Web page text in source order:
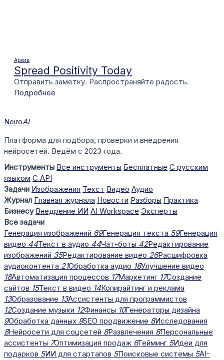
Архив
Spread Positivity Today
Отправить заметку. Распространяйте радость.
Подробнее
NeiroAI
Платформа для подбора, проверки и внедрения
нейросетей. Ведём с 2023 года.
Инструменты Все инструменты Бесплатные С русским
языком С API
Задачи Изображения Текст Видео Аудио
Журнал Главная журнала Новости Разборы Практика
Бизнесу Внедрение ИИ AI Workspace Эксперты
Все задачи
Генерация изображений 69Генерация текста 59Генерация
видео 44Текст в аудио 44Чат-боты 42Редактирование
изображений 35Редактирование видео 26Расшифровка
аудиоконтента 21Обработка аудио 18Улучшение видео
18Автоматизация процессов 17Маркетинг 17Создание
сайтов 15Текст в видео 14Копирайтинг и реклама
13Образование 13Ассистенты для программистов
12Создание музыки 12Финансы 10Генераторы дизайна
9Обработка данных 9SEO продвижение 8Исследования
8Нейросети для соцсетей 8Развлечения 8Персональные
ассистенты 7Оптимизация продаж 6Гейминг 5Идеи для
подарков 5ИИ для стартапов 5Поисковые системы 5AI-